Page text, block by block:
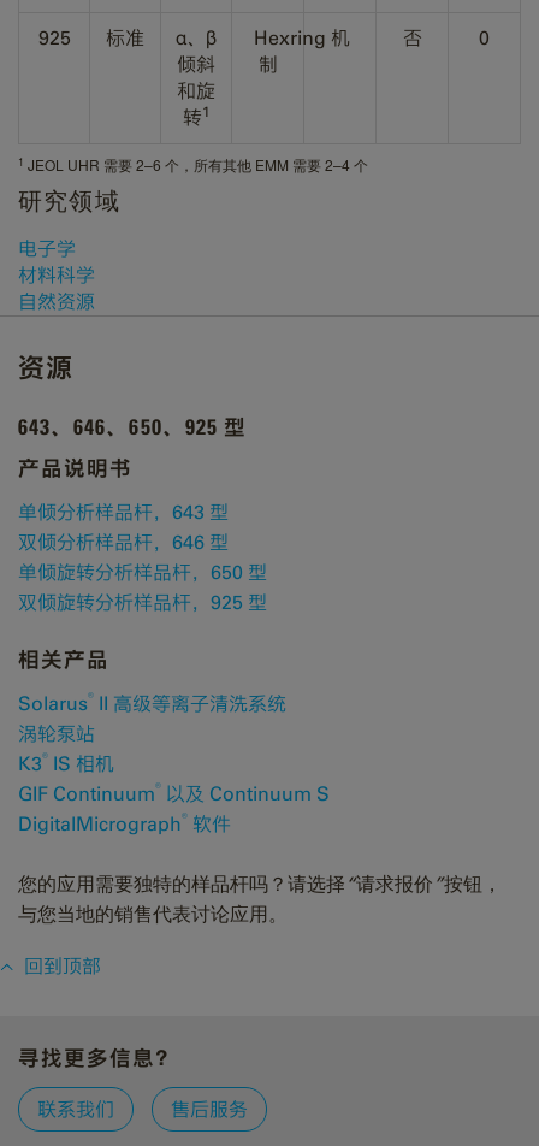
925 标准
α、β
倾斜
和旋
转1
Hexring 机
制
否 0
1 JEOL UHR 需要 2–6 个，所有其他 EMM 需要 2–4 个
研究领域
电子学
材料科学
自然资源
资源
643、646、650、925 型
产品说明书
单倾分析样品杆，643 型
双倾分析样品杆，646 型
单倾旋转分析样品杆，650 型
双倾旋转分析样品杆，925 型
相关产品
Solarus® II 高级等离子清洗系统
涡轮泵站
K3® IS 相机
GIF Continuum® 以及 Continuum S
DigitalMicrograph® 软件
您的应用需要独特的样品杆吗？请选择“请求报价”按钮，
与您当地的销售代表讨论应用。
回到顶部
寻找更多信息？
联系我们 售后服务